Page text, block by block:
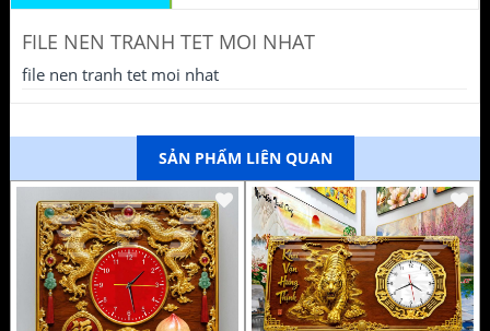
FILE NEN TRANH TET MOI NHAT
file nen tranh tet moi nhat
SẢN PHẨM LIÊN QUAN